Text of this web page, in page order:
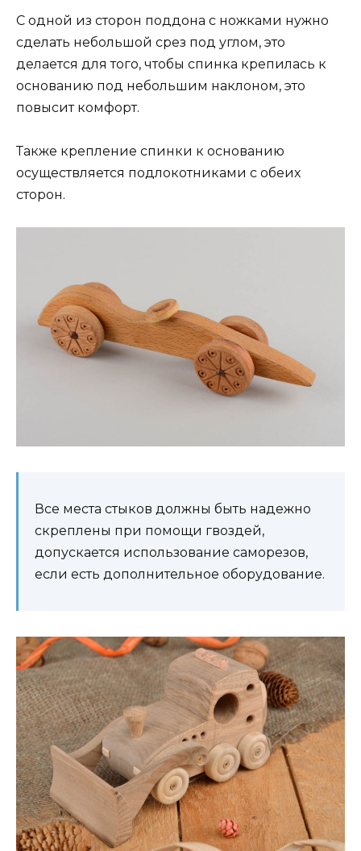
С одной из сторон поддона с ножками нужно
сделать небольшой срез под углом, это
делается для того, чтобы спинка крепилась к
основанию под небольшим наклоном, это
повысит комфорт.
Также крепление спинки к основанию
осуществляется подлокотниками с обеих
сторон.
Все места стыков должны быть надежно
скреплены при помощи гвоздей,
допускается использование саморезов,
если есть дополнительное оборудование.